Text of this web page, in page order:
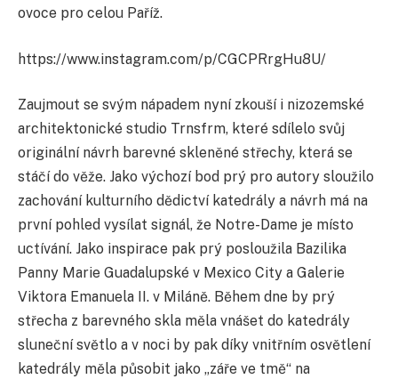
ovoce pro celou Paříž.
https://www.instagram.com/p/CGCPRrgHu8U/
Zaujmout se svým nápadem nyní zkouší i nizozemské
architektonické studio Trnsfrm, které sdílelo svůj
originální návrh barevné skleněné střechy, která se
stáčí do věže. Jako výchozí bod prý pro autory sloužilo
zachování kulturního dědictví katedrály a návrh má na
první pohled vysílat signál, že Notre-Dame je místo
uctívání. Jako inspirace pak prý posloužila Bazilika
Panny Marie Guadalupské v Mexico City a Galerie
Viktora Emanuela II. v Miláně. Během dne by prý
střecha z barevného skla měla vnášet do katedrály
sluneční světlo a v noci by pak díky vnitřním osvětlení
katedrály měla působit jako „záře ve tmě“ na